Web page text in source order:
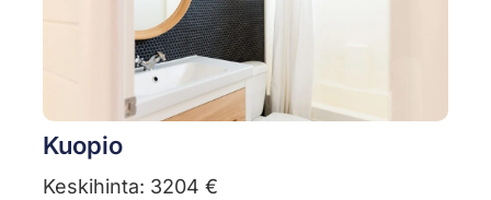
Kuopio
Keskihinta: 3204 €